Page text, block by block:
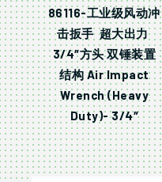
86116-工业级风动冲
击扳手 超大出力
3/4″方头 双锤装置
结构 Air Impact
Wrench (Heavy
Duty)- 3/4″